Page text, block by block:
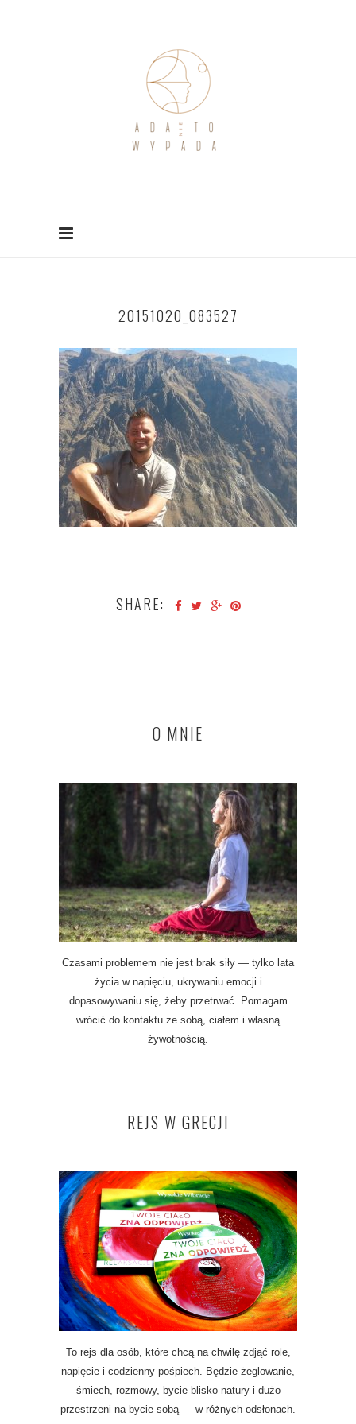
20151020_083527
SHARE:
O MNIE
Czasami problemem nie jest brak siły — tylko lata
życia w napięciu, ukrywaniu emocji i
dopasowywaniu się, żeby przetrwać. Pomagam
wrócić do kontaktu ze sobą, ciałem i własną
żywotnością.
REJS W GRECJI
To rejs dla osób, które chcą na chwilę zdjąć role,
napięcie i codzienny pośpiech. Będzie żeglowanie,
śmiech, rozmowy, bycie blisko natury i dużo
przestrzeni na bycie sobą — w różnych odsłonach.